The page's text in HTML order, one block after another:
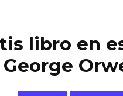
libro en
George